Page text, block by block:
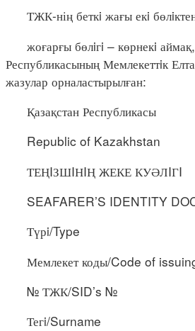
ТЖК-нің беткi жағы екi
жоғарғы бөлiгi – көрнекi аймақ,
Республикасының Мемлекеттiк
жазулар орналастырылған:
Қазақстан Республикасы
Republic of Kazakhstan
ТЕҢIЗШIНIҢ ЖЕКЕ КУӘЛIГI
SEAFARER’S IDENTITY
Түрi/Type
Мемлекет коды/Code of
№ ТЖК/SID’s №
Тегi/Surname